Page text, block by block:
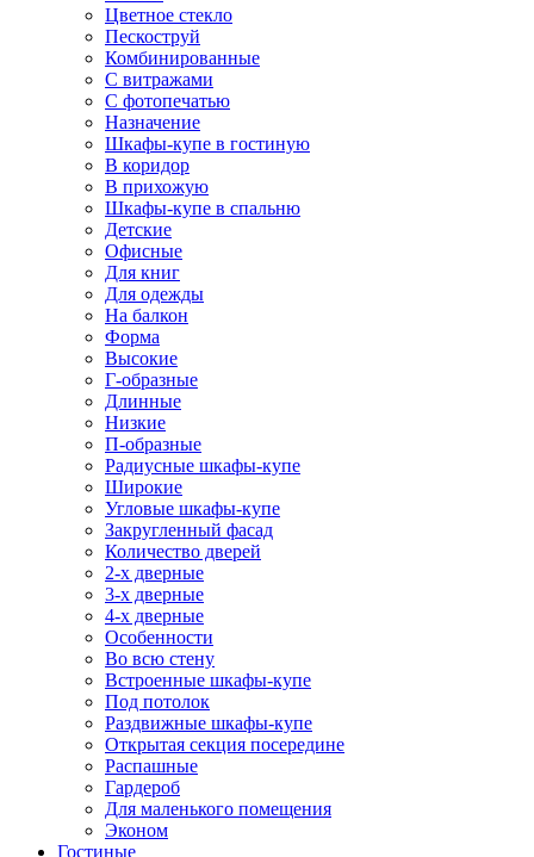
Цветное стекло
Пескоструй
Комбинированные
С витражами
С фотопечатью
Назначение
Шкафы-купе в гостиную
В коридор
В прихожую
Шкафы-купе в спальню
Детские
Офисные
Для книг
Для одежды
На балкон
Форма
Высокие
Г-образные
Длинные
Низкие
П-образные
Радиусные шкафы-купе
Широкие
Угловые шкафы-купе
Закругленный фасад
Количество дверей
2-х дверные
3-х дверные
4-х дверные
Особенности
Во всю стену
Встроенные шкафы-купе
Под потолок
Раздвижные шкафы-купе
Открытая секция посередине
Распашные
Гардероб
Для маленького помещения
Эконом
Гостиные